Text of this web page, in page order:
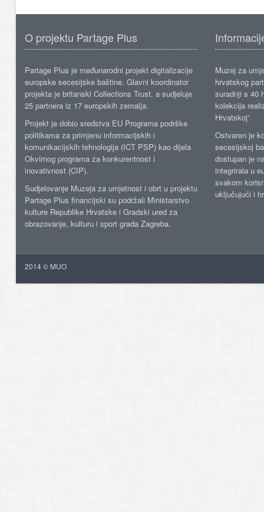
O projektu Partage Plus
Partage Plus je međunarodni projekt digitalizacije
europske secesijske baštine. Glavni koordinator
projekta je britanski Collections Trust, a sudjeluje
25 partnera iz 17 europskih zemalja.
Projekt je dobio sredstva EU Programa podrške
politikama za primjenu informacijskih i
komunikacijskih tehnologija (ICT PSP) kao dijela
Okvirnog programa za konkurentnost i
inovativnost (CIP).
Sudjelovanje Muzeja za umjetnost i obrt u projektu
Partage Plus financijski su podržali Ministarstvo
kulture Republike Hrvatske i Gradski ured za
obrazovanje, kulturu i sport grada Zagreba.
Muzej za
hrvatskog
suradnji s 40
kolekcija
Hrvatskoj“.
Ostvaren je
secesijskoj
dostupan je
integrirala u
svakom
uključujući i
2014 © MUO